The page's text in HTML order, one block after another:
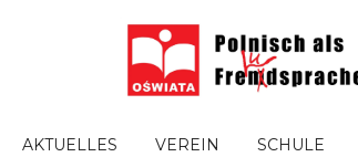
AKTUELLES VEREIN SCHULE